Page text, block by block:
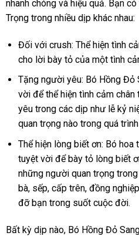
nhanh chóng và hiệu quả. Bạn
Trọng trong nhiều dịp khác nhau:
Đối với crush: Thể hiện tình
cho lời bày tỏ của một tình
Tặng người yêu: Bó Hồng Đỏ
vời để thể hiện tình cảm
yêu trong các dịp như lễ kỷ
quan trọng nào trong quá
Thể hiện lòng biết ơn: Bó
tuyệt vời để bày tỏ lòng biết
những người quan trọng
bà, sếp, cấp trên, đồng
đỡ bạn trong suốt cuộc đời.
Bất kỳ dịp nào, Bó Hồng Đỏ